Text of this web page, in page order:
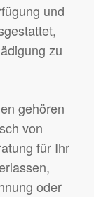
und
zu
gehören
von
für Ihr
oder